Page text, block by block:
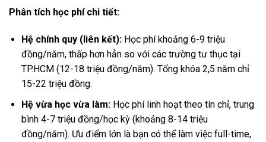
Phân tích học phí chi tiết:
Hệ chính quy (liên kết):Học phí khoảng 6-9 triệu
đồng/năm, thấp hơn hẳn so với các trường tư thục tại
TP.HCM (12-18 triệu đồng/năm). Tổng khóa 2,5 năm chỉ
15-22 triệu đồng.
Hệ vừa học vừa làm:Học phí linh hoạt theo tín chỉ, trung
bình 4-7 triệu đồng/học kỳ (khoảng 8-14 triệu
đồng/năm). Ưu điểm lớn là bạn có thể làm việc full-time,